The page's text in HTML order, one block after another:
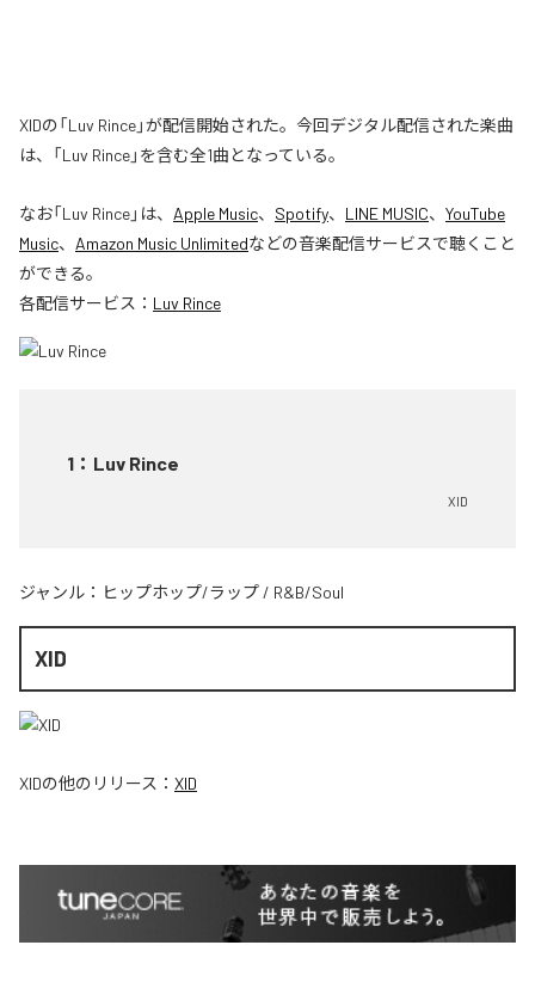
XIDの「Luv Rince」が配信開始された。今回デジタル配信された楽曲
は、「Luv Rince」を含む全1曲となっている。
なお「Luv Rince」は、 Apple Music、 Spotify、 LINE MUSIC、 YouTube
Music、 Amazon Music Unlimitedなどの音楽配信サービスで聴くこと
ができる。
各配信サービス： Luv Rince
1 ： Luv Rince
XID
ジャンル： ヒップホップ/ラップ / R&B/Soul
XID
XIDの他のリリース： XID